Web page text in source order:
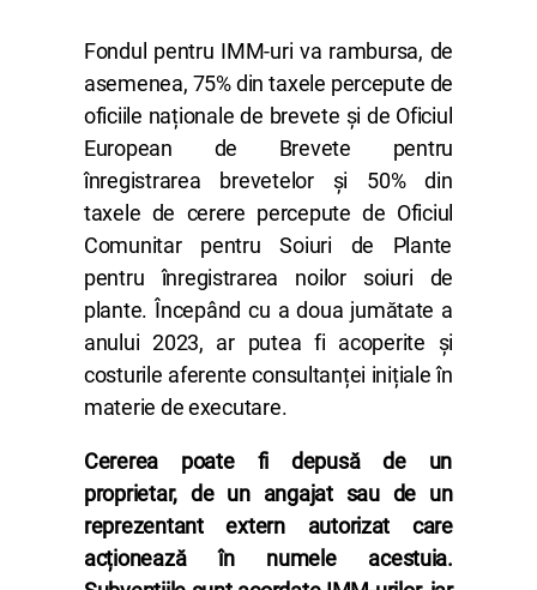
Fondul pentru IMM-uri va rambursa, de
asemenea, 75% din taxele percepute de
oficiile naționale de brevete și de Oficiul
European de Brevete pentru
înregistrarea brevetelor și 50% din
taxele de cerere percepute de Oficiul
Comunitar pentru Soiuri de Plante
pentru înregistrarea noilor soiuri de
plante. Începând cu a doua jumătate a
anului 2023, ar putea fi acoperite și
costurile aferente consultanței inițiale în
materie de executare.
Cererea poate fi depusă de un
proprietar, de un angajat sau de un
reprezentant extern autorizat care
acționează în numele acestuia.